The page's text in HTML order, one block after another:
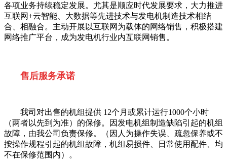
各项业务持续稳定发展。尤其是顺应时代发展要求，大力推进
互联网+云智能、大数据等先进技术与发电机制造技术相结
合、相融合。主动开展以互联网为载体的网络销售，积极搭建
网络推广平台，成为发电机行业内互联网销售。
售后服务承诺
我司对出售的机组提供 12个月或累计运行1000个小时
（两者以先到为准）的保修。因发电机组制造缺陷引起的机组
故障，由我公司负责保修。（因人为操作失误、疏忽保养或不
按操作规程引起的机组故障，机组易损件、日常使用配件、均
不在保修范围内）。